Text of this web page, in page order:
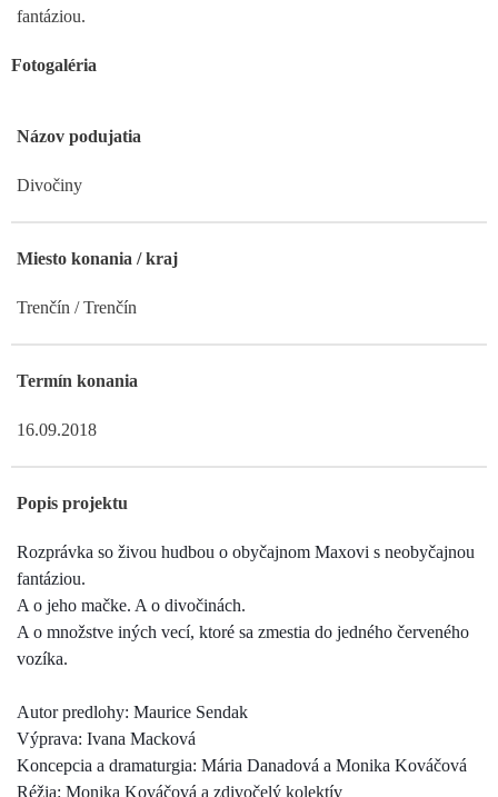
fantáziou.
Fotogaléria
Názov podujatia
Divočiny
Miesto konania / kraj
Trenčín / Trenčín
Termín konania
16.09.2018
Popis projektu
Rozprávka so živou hudbou o obyčajnom Maxovi s neobyčajnou
fantáziou.
A o jeho mačke. A o divočinách.
A o množstve iných vecí, ktoré sa zmestia do jedného červeného
vozíka.
Autor predlohy: Maurice Sendak
Výprava: Ivana Macková
Koncepcia a dramaturgia: Mária Danadová a Monika Kováčová
Réžia: Monika Kováčová a zdivočelý kolektív